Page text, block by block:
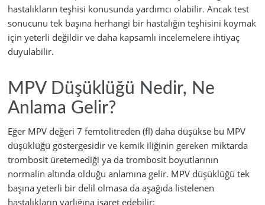
hastalıkların teşhisi konusunda yardımcı olabilir. Ancak test
sonucunu tek başına herhangi bir hastalığın teşhisini koymak
için yeterli değildir ve daha kapsamlı incelemelere ihtiyaç
duyulabilir.
MPV Düşüklüğü Nedir, Ne
Anlama Gelir?
Eğer MPV değeri 7 femtolitreden (fl) daha düşükse bu MPV
düşüklüğü göstergesidir ve kemik iliğinin gereken miktarda
trombosit üretemediği ya da trombosit boyutlarının
normalin altında olduğu anlamına gelir. MPV düşüklüğü tek
başına yeterli bir delil olmasa da aşağıda listelenen
hastalıkların varlığına işaret edebilir: